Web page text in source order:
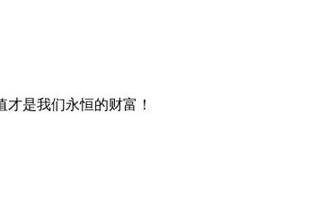
是我们永恒的财富！